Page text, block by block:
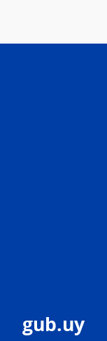
gub.uy